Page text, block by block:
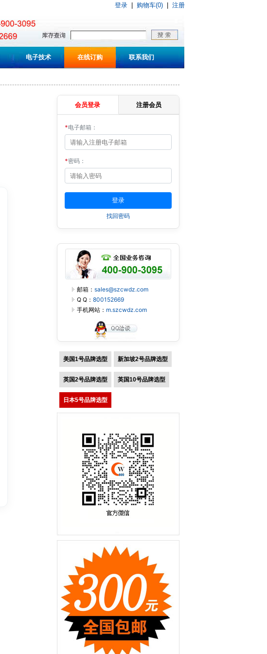
登录 购物车(0) 注册
电子技术 在线订购 联系我们
会员登录 注册会员
*电子邮箱：
*密码：
找回密码
邮箱： sales@szcwdz.com
Q Q： 800152669
手机网站： m.szcwdz.com
美国1号品牌选型 新加坡2号品牌选型
英国2号品牌选型 英国10号品牌选型
日本5号品牌选型